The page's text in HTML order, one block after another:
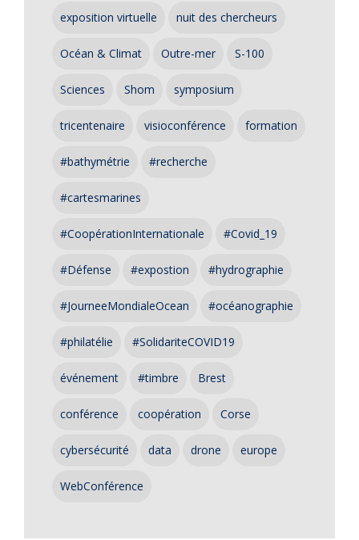
exposition virtuelle nuit des chercheurs
Océan & Climat Outre-mer S-100
Sciences Shom symposium
tricentenaire visioconférence formation
#bathymétrie #recherche
#cartesmarines
#CoopérationInternationale #Covid_19
#Défense #expostion #hydrographie
#JourneeMondialeOcean #océanographie
#philatélie #SolidariteCOVID19
événement #timbre Brest
conférence coopération Corse
cybersécurité data drone europe
WebConférence